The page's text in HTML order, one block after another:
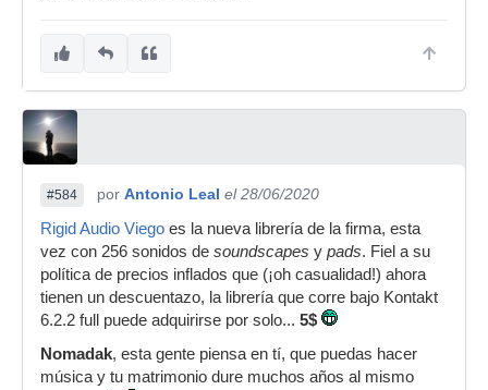
#584 por Antonio Leal el 28/06/2020
Rigid Audio Viego es la nueva librería de la firma, esta
vez con 256 sonidos de soundscapes y pads. Fiel a su
política de precios inflados que (¡oh casualidad!) ahora
tienen un descuentazo, la librería que corre bajo Kontakt
6.2.2 full puede adquirirse por solo... 5$
Nomadak, esta gente piensa en tí, que puedas hacer
música y tu matrimonio dure muchos años al mismo